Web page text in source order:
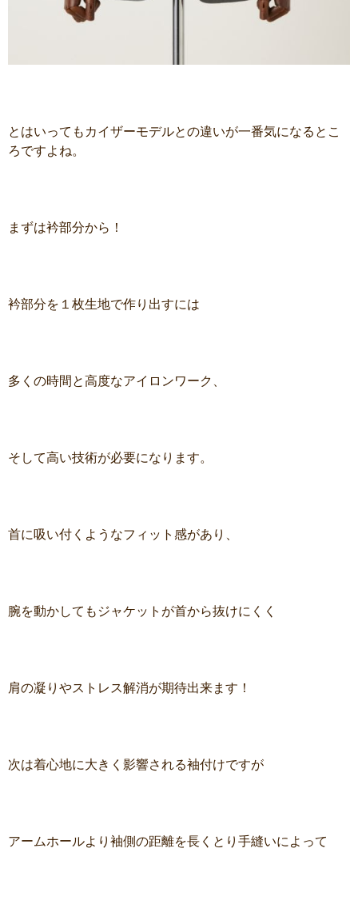
とはいってもカイザーモデルとの違いが一番気になるとこ
ろですよね。
まずは衿部分から！
衿部分を１枚生地で作り出すには
多くの時間と高度なアイロンワーク、
そして高い技術が必要になります。
首に吸い付くようなフィット感があり、
腕を動かしてもジャケットが首から抜けにくく
肩の凝りやストレス解消が期待出来ます！
次は着心地に大きく影響される袖付けですが
アームホールより袖側の距離を長くとり手縫いによって